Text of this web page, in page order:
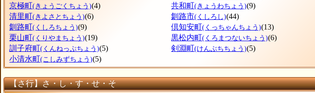
京極町(きょうごくちょう)(4) 共和町(きょうわちょう)(9)
清里町(きよさとちょう)(6) 釧路市(くしろし)(44)
釧路町(くしろちょう)(9) 倶知安町(くっちゃんちょう)(13)
栗山町(くりやまちょう)(19) 黒松内町(くろまつないちょう)(6)
訓子府町(くんねっぷちょう)(5) 剣淵町(けんぶちちょう)(5)
小清水町(こしみずちょう)(5)
【さ行】さ・し・す・せ・そ